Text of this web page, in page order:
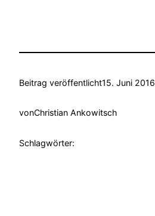
Beitrag veröffentlicht15. Juni 2016
vonChristian Ankowitsch
Schlagwörter: